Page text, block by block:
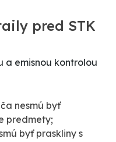
pred STK
a emisnou kontrolou
nesmú byť
predmety;
byť praskliny s